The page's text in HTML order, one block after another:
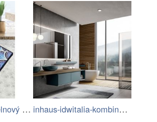
L\'essentiel Koupelnový kobereček BLUE… inhaus-idwitalia-kombinace-barev3.jpg